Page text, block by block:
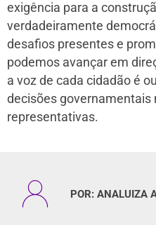
exigência para a
verdadeiramente
desafios presentes e
podemos avançar em
a voz de cada cidadão é
decisões governamentais
representativas.
POR: ANALUIZA